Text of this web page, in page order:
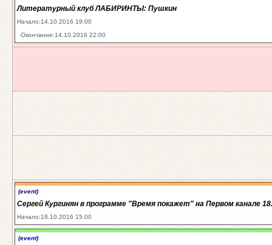
Литературный клуб ЛАБИРИНТЫ: Пушкин
Начало:14.10.2016 19:00
Окончание:14.10.2016 22:00
(event)
Сергей Кургинян в программе "Время покажет" на Первом канале
Начало:18.10.2016 15:00
(event)